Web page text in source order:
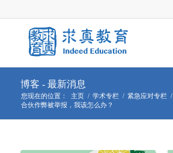
博客 - 最新消息
您现在的位置： 主页 / 学术专栏 / 紧急应对专栏 /
合伙作弊被举报，我该怎么办？